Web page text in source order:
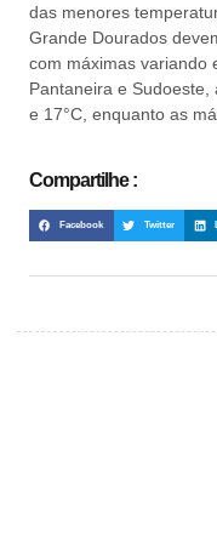
das menores
Grande Dourados
com máximas variando
Pantaneira e
e 17°C, enquanto as
Compartilhe :
Facebook Twitter